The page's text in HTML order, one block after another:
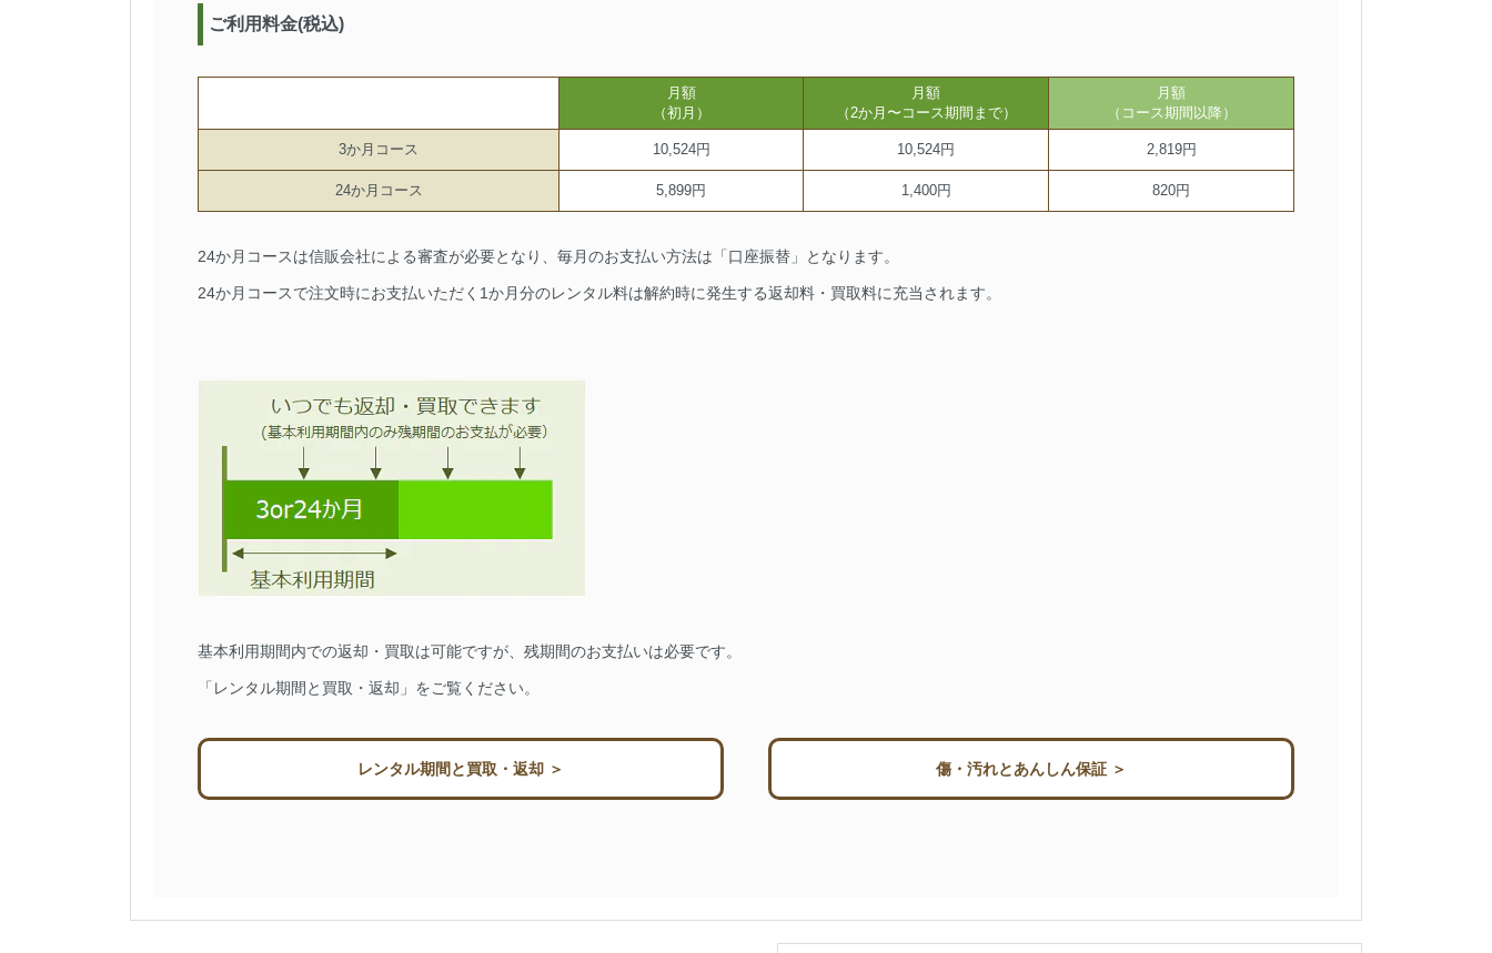
ご利用料金(税込)
月額
（初月）
月額
（2か月〜コース期間まで）
月額
（コース期間以降）
3か月コース 10,524円 10,524円 2,819円
24か月コース 5,899円 1,400円 820円
24か月コースは信販会社による審査が必要となり、毎月のお支払い方法は「口座振替」となります。
24か月コースで注文時にお支払いただく1か月分のレンタル料は解約時に発生する返却料・買取料に充当されます。
基本利用期間内での返却・買取は可能ですが、残期間のお支払いは必要です。
「レンタル期間と買取・返却」をご覧ください。
レンタル期間と買取・返却 ＞ 傷・汚れとあんしん保証 ＞